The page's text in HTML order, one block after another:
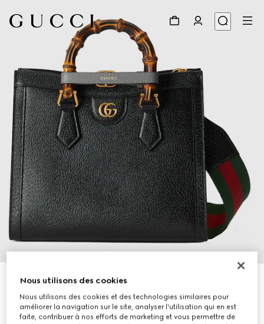
À personnaliser avec vos initiales
Cabas Gucci Diana moyen format
€ 3.600
Déclinaisons cuir noir
Nous utilisons des cookies
Nous utilisons des cookies et des technologies similaires pour
améliorer la navigation sur le site, analyser l'utilisation qui en est
faite, contribuer à nos efforts de marketing et vous permettre de